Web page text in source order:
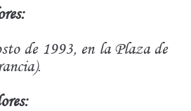
de 1993, en la Plaza de